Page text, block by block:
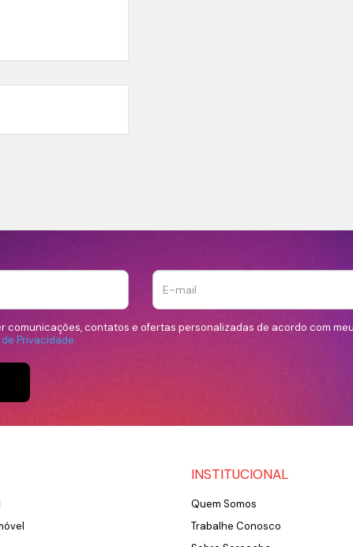
comunicações, contatos e ofertas personalizadas de acordo com
Privacidade.
INSTITUCIONAL
Quem Somos
Trabalhe Conosco